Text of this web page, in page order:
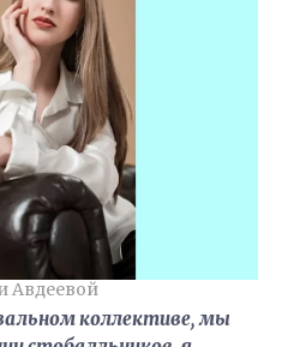
Авдеевой
коллективе, мы